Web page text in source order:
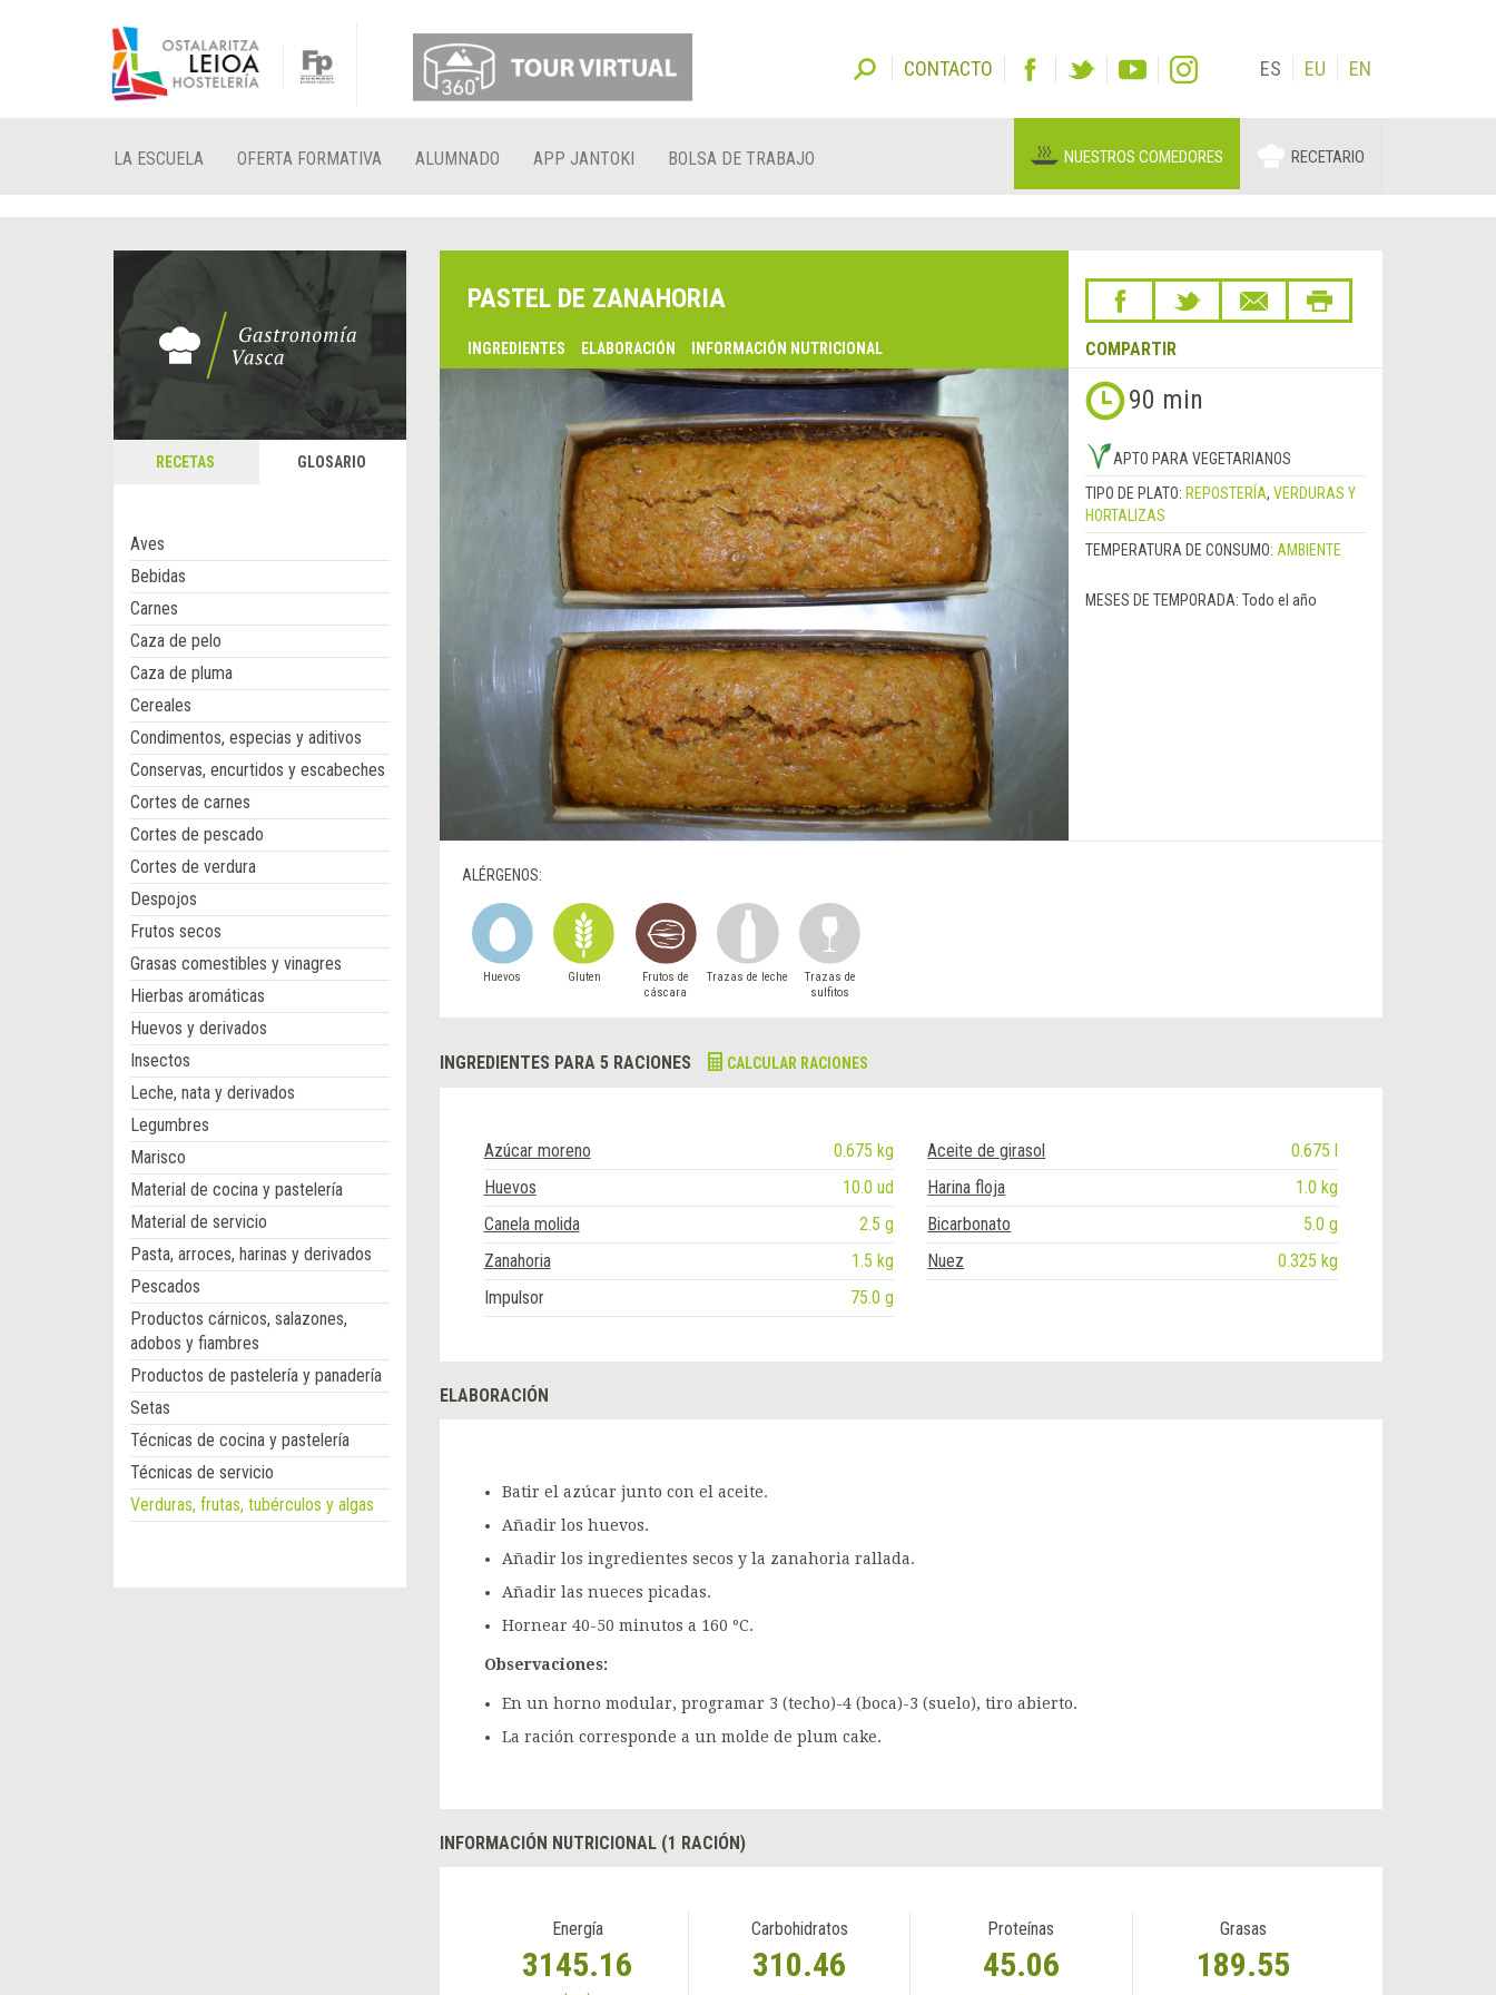
CONTACTO ES EU EN
LA ESCUELA OFERTA FORMATIVA ALUMNADO APP JANTOKI BOLSA DE TRABAJO NUESTROS COMEDORES RECETARIO
RECETAS GLOSARIO
Aves
Bebidas
Carnes
Caza de pelo
Caza de pluma
Cereales
Condimentos, especias y aditivos
Conservas, encurtidos y escabeches
Cortes de carnes
Cortes de pescado
Cortes de verdura
Despojos
Frutos secos
Grasas comestibles y vinagres
Hierbas aromáticas
Huevos y derivados
Insectos
Leche, nata y derivados
Legumbres
Marisco
Material de cocina y pastelería
Material de servicio
Pasta, arroces, harinas y derivados
Pescados
Productos cárnicos, salazones,
adobos y fiambres
Productos de pastelería y panadería
Setas
Técnicas de cocina y pastelería
Técnicas de servicio
Verduras, frutas, tubérculos y algas
PASTEL DE ZANAHORIA
INGREDIENTES ELABORACIÓN INFORMACIÓN NUTRICIONAL COMPARTIR
90 min
APTO PARA VEGETARIANOS
TIPO DE PLATO: REPOSTERÍA, VERDURAS Y
HORTALIZAS
TEMPERATURA DE CONSUMO: AMBIENTE
MESES DE TEMPORADA: Todo el año
ALÉRGENOS:
Huevos Gluten
Frutos de
cáscara
Trazas de leche
Trazas de
sulfitos
INGREDIENTES PARA 5 RACIONES CALCULAR RACIONES
Azúcar moreno 0.675 kg Aceite de girasol
0.675 l
Huevos
10.0 ud Harina floja
1.0 kg
Canela molida
2.5 g Bicarbonato
5.0 g
Zanahoria
1.5 kg Nuez
0.325 kg
Impulsor
75.0 g
ELABORACIÓN
Batir el azúcar junto con el aceite.
Añadir los huevos.
Añadir los ingredientes secos y la zanahoria rallada.
Añadir las nueces picadas.
Hornear 40-50 minutos a 160 ºC.
Observaciones:
En un horno modular, programar 3 (techo)-4 (boca)-3 (suelo), tiro abierto.
La ración corresponde a un molde de plum cake.
INFORMACIÓN NUTRICIONAL (1 RACIÓN)
Energía
3145.16
Carbohidratos
310.46
Proteínas
45.06
Grasas
189.55